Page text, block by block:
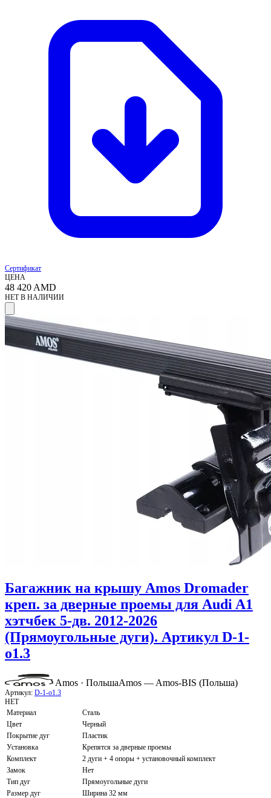
Сертификат
ЦЕНА
48 420 AMD
НЕТ В НАЛИЧИИ
Багажник на крышу Amos Dromader
креп. за дверные проемы для Audi A1
хэтчбек 5-дв. 2012-2026
(Прямоугольные дуги). Артикул D-1-
o1.3
Amos · ПольшаAmos — Amos-BIS (Польша)
Артикул: D-1-o1.3
НЕТ
Материал
Сталь
Цвет
Черный
Покрытие дуг
Пластик
Установка
Крепятся за дверные проемы
Комплект
2 дуги + 4 опоры + установочный комплект
Замок
Нет
Тип дуг
Прямоугольные дуги
Размер дуг
Ширина 32 мм